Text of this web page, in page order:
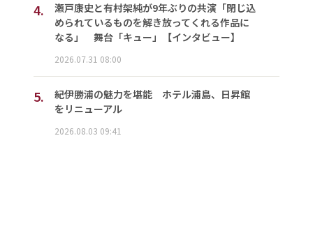
4.
瀬戸康史と有村架純が9年ぶりの共演「閉じ込
められているものを解き放ってくれる作品に
なる」 舞台「キュー」【インタビュー】
2026.07.31 08:00
5.
紀伊勝浦の魅力を堪能 ホテル浦島、日昇館
をリニューアル
2026.08.03 09:41